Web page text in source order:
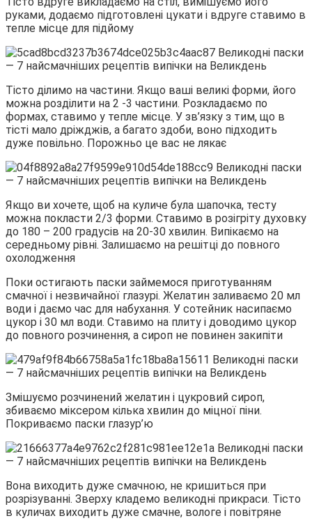
руками, додаємо підготовлені цукати і вдруге ставимо в
тепле місце для підйому
Тісто ділимо на частини. Якщо ваші великі форми, його
можна розділити на 2 -3 частини. Розкладаємо по
формах, ставимо у тепле місце. У зв’язку з тим, що в
тісті мало дріжджів, а багато здоби, воно підходить
дуже повільно. Порожньо це вас не лякає
Якщо ви хочете, щоб на куличе була шапочка, тесту
можна покласти 2/3 форми. Ставимо в розігріту духовку
до 180 – 200 градусів на 20-30 хвилин. Випікаємо на
середньому рівні. Залишаємо на решітці до повного
охолодження
Поки остигають паски займемося приготуванням
смачної і незвичайної глазурі. Желатин заливаємо 20 мл
води і даємо час для набухання. У сотейник насипаємо
цукор і 30 мл води. Ставимо на плиту і доводимо цукор
до повного розчинення, а сироп не повинен закипіти
Змішуємо розчинений желатин і цукровий сироп,
збиваємо міксером кілька хвилин до міцної піни.
Покриваємо паски глазур’ю
Вона виходить дуже смачною, не кришиться при
розрізуванні. Зверху кладемо великодні прикраси. Тісто
в куличах виходить дуже смачне, вологе і повітряне